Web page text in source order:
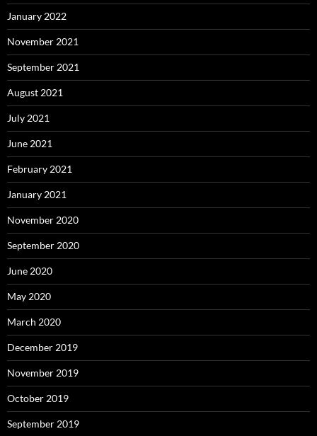
January 2022
November 2021
September 2021
August 2021
July 2021
June 2021
February 2021
January 2021
November 2020
September 2020
June 2020
May 2020
March 2020
December 2019
November 2019
October 2019
September 2019